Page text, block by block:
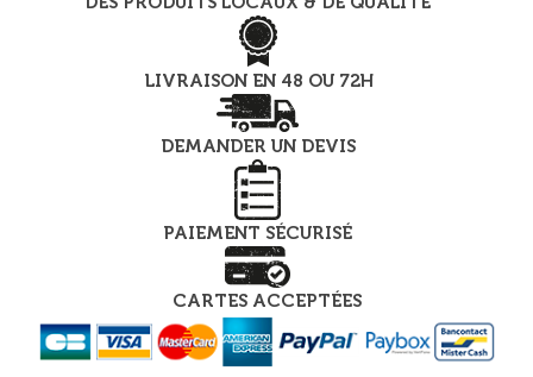
LIVRAISON EN 48 OU 72H
DEMANDER UN DEVIS
PAIEMENT SÉCURISÉ
CARTES ACCEPTÉES